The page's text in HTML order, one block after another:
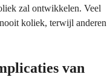
zal ontwikkelen. Veel
koliek, terwijl anderen
van